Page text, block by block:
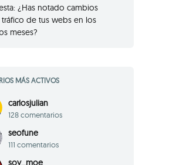
¿Has notado cambios
de tus webs en los
meses?
MÁS ACTIVOS
carlosjulian
128 comentarios
seofune
111 comentarios
soy_moe